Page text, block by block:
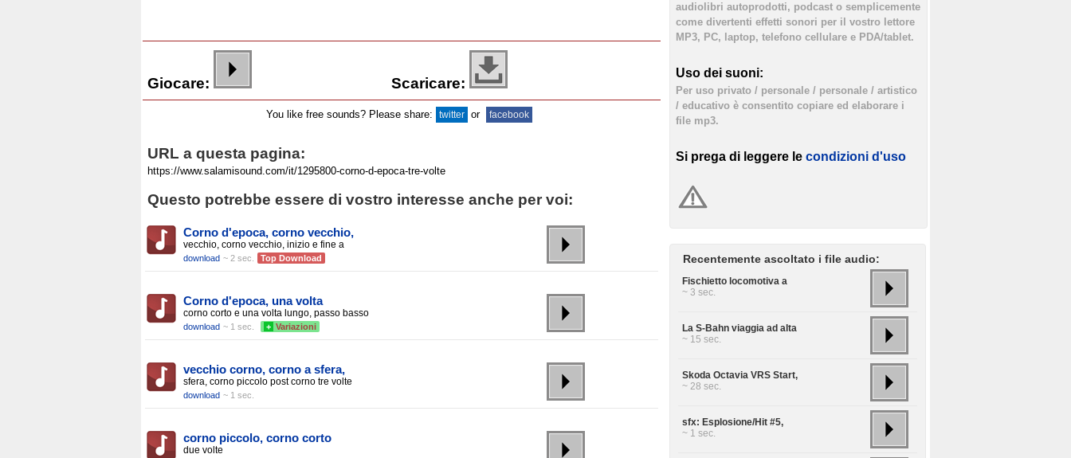
Giocare: Scaricare:
You like free sounds? Please share: twitter or facebook
URL a questa pagina:
Questo potrebbe essere di vostro interesse anche per voi:
Corno d'epoca, corno vecchio,
vecchio, corno vecchio, inizio e fine a
download ~ 2 sec. Top Download
Corno d'epoca, una volta
corno corto e una volta lungo, passo basso
download ~ 1 sec. + Variazioni
vecchio corno, corno a sfera,
sfera, corno piccolo post corno tre volte
download ~ 1 sec.
corno piccolo, corno corto
due volte
audiolibri autoprodotti, podcast o semplicemente
come divertenti effetti sonori per il vostro lettore
MP3, PC, laptop, telefono cellulare e PDA/tablet.
Uso dei suoni:
Per uso privato / personale / personale / artistico
/ educativo è consentito copiare ed elaborare i
file mp3.
Si prega di leggere le condizioni d'uso
Recentemente ascoltato i file audio:
Fischietto locomotiva a
~ 3 sec.
La S-Bahn viaggia ad alta
~ 15 sec.
Skoda Octavia VRS Start,
~ 28 sec.
sfx: Esplosione/Hit #5,
~ 1 sec.